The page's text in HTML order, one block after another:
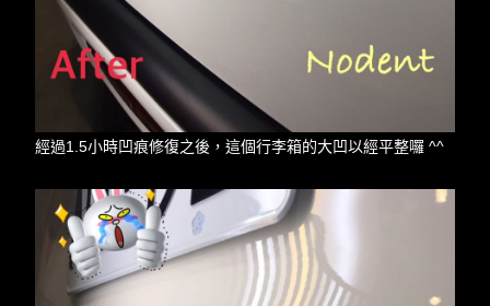
經過1.5小時凹痕修復之後，這個行李箱的大凹以經平整囉 ^^